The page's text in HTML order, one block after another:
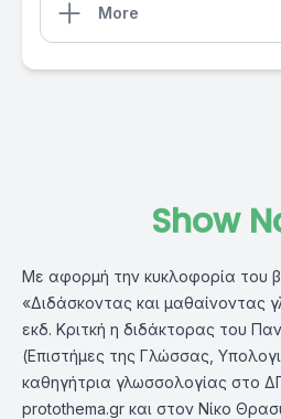
More
Show
Με αφορμή την κυκλοφορία του
«Διδάσκοντας και μαθαίνοντας
εκδ. Κριτκή η διδάκτορας του
(Επιστήμες της Γλώσσας,
καθηγήτρια γλωσσολογίας στο
protothema.gr και στον Νίκο